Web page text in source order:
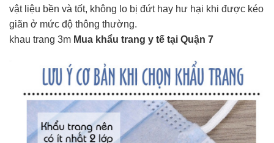
vật liệu bền và tốt, không lo bị đứt hay hư hại khi được kéo
giãn ở mức độ thông thường.
khau trang 3m Mua khẩu trang y tế tại Quận 7